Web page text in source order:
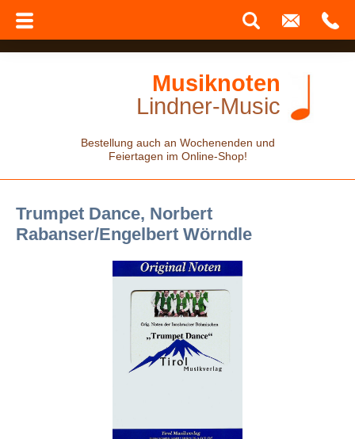
Musiknoten
Lindner-Music
Bestellung auch an Wochenenden und
Feiertagen im Online-Shop!
Trumpet Dance, Norbert
Rabanser/Engelbert Wörndle